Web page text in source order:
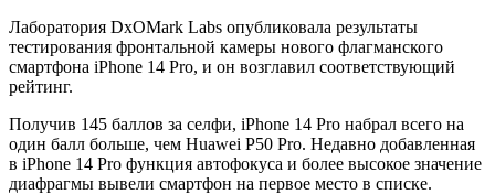
Лаборатория DxOMark Labs опубликовала результаты
тестирования фронтальной камеры нового флагманского
смартфона iPhone 14 Pro, и он возглавил соответствующий
рейтинг.
Получив 145 баллов за селфи, iPhone 14 Pro набрал всего на
один балл больше, чем Huawei P50 Pro. Недавно добавленная
в iPhone 14 Pro функция автофокуса и более высокое значение
диафрагмы вывели смартфон на первое место в списке.